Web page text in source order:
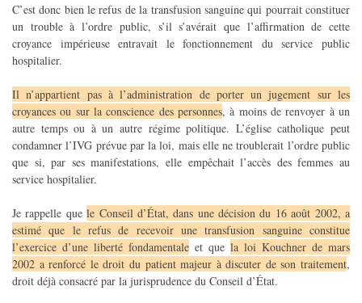
C’est donc bien le refus de la transfusion sanguine qui pourrait constituer
un trouble à l’ordre public, s’il s’avérait que l’affirmation de cette
croyance impérieuse entravait le fonctionnement du service public
hospitalier.
Il n’appartient pas à l’administration de porter un jugement sur les
croyances ou sur la conscience des personnes, à moins de renvoyer à un
autre temps ou à un autre régime politique. L’église catholique peut
condamner l’IVG prévue par la loi, mais elle ne troublerait l’ordre public
que si, par ses manifestations, elle empêchait l’accès des femmes au
service hospitalier.
Je rappelle quele Conseil d’État, dans une décision du 16 août 2002, a
estimé que le refus de recevoir une transfusion sanguine constitue
l’exercice d’une liberté fondamentale et que la loi Kouchner de mars
2002 a renforcé le droit du patient majeur à discuter de son traitement,
droit déjà consacré par la jurisprudence du Conseil d’État.